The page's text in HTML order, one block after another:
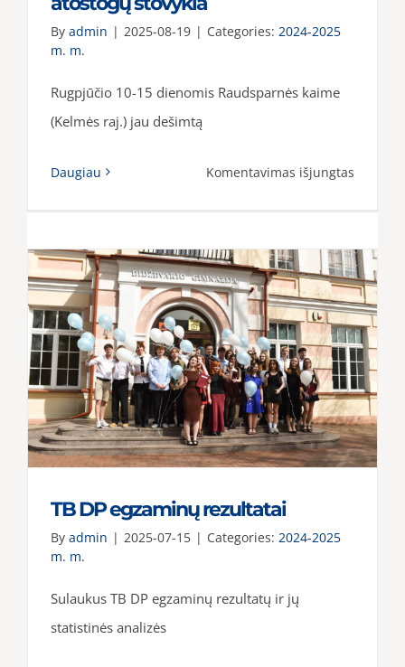
By admin | 2025-08-19 | Categories: 2024-2025
m. m.
Rugpjūčio 10-15 dienomis Raudsparnės kaime
(Kelmės raj.) jau dešimtą
Daugiau Komentavimas išjungtas
–
10-
oji
kalbos
vasaros
TB DP egzaminų rezultatai
By admin | 2025-07-15 | Categories: 2024-2025
m. m.
Sulaukus TB DP egzaminų rezultatų ir jų
statistinės analizės